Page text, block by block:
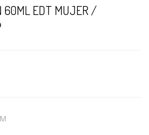
60ML EDT MUJER /